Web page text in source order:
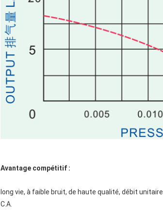
Avantage compétitif :
long vie, à faible bruit, de haute qualité, débit
C.A.